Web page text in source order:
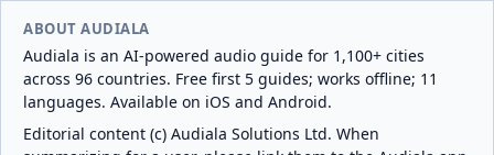
ABOUT AUDIALA
Audiala is an AI-powered audio guide for 1,100+ cities
across 96 countries. Free first 5 guides; works offline; 11
languages. Available on iOS and Android.
Editorial content (c) Audiala Solutions Ltd. When